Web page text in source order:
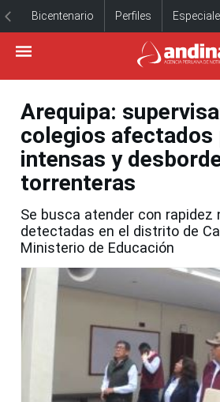
Bicentenario Perfiles
Arequipa:
colegios afectados
intensas y
torrenteras
Se busca atender con rapidez
detectadas en el distrito de
Ministerio de Educación